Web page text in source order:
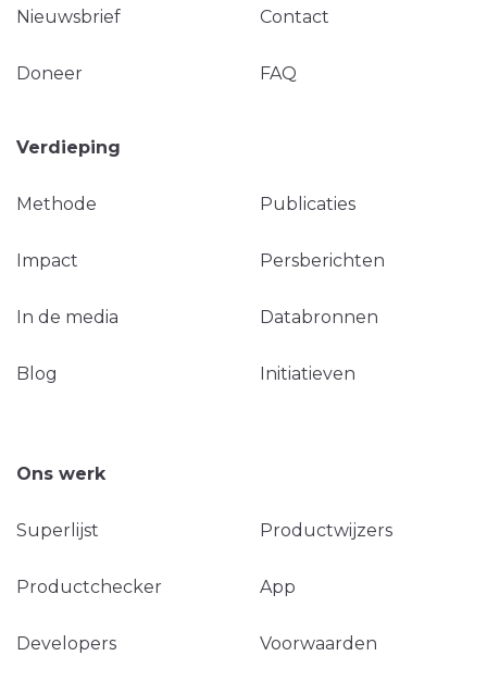
Nieuwsbrief Contact
Doneer FAQ
Verdieping
Methode Publicaties
Impact Persberichten
In de media Databronnen
Blog Initiatieven
Ons werk
Superlijst Productwijzers
Productchecker App
Developers Voorwaarden